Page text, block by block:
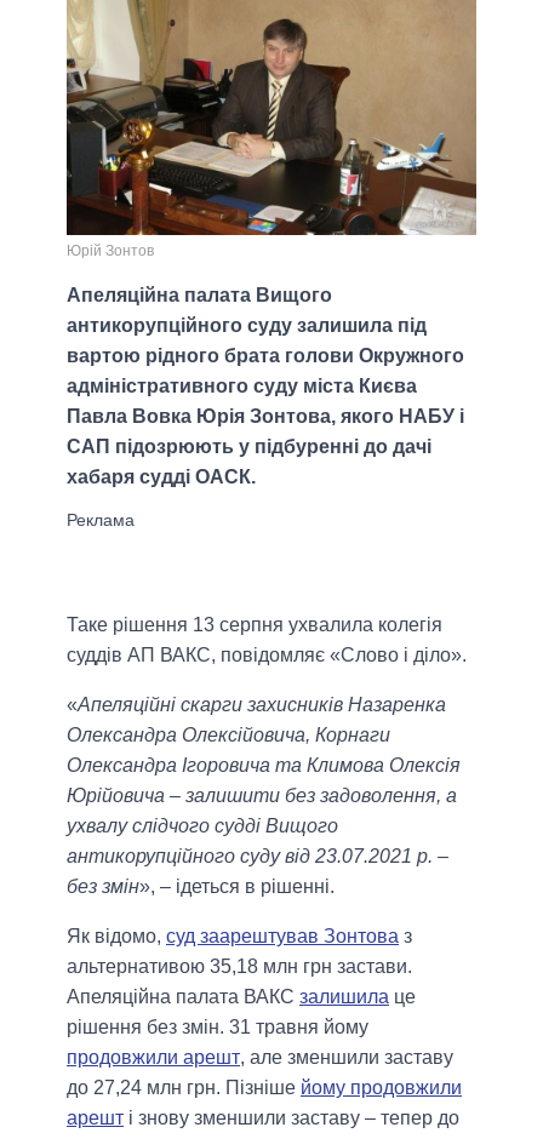
Юрій Зонтов
Апеляційна палата Вищого
антикорупційного суду залишила під
вартою рідного брата голови Окружного
адміністративного суду міста Києва
Павла Вовка Юрія Зонтова, якого НАБУ і
САП підозрюють у підбуренні до дачі
хабаря судді ОАСК.
Таке рішення 13 серпня ухвалила колегія
суддів АП ВАКС, повідомляє «Слово і діло».
«Апеляційні скарги захисників Назаренка
Олександра Олексійовича, Корнаги
Олександра Ігоровича та Климова Олексія
Юрійовича – залишити без задоволення, а
ухвалу слідчого судді Вищого
антикорупційного суду від 23.07.2021 р. –
без змін», – ідеться в рішенні.
Як відомо, суд заарештував Зонтова з
альтернативою 35,18 млн грн застави.
Апеляційна палата ВАКС залишила це
рішення без змін. 31 травня йому
продовжили арешт, але зменшили заставу
до 27,24 млн грн. Пізніше йому продовжили
арешт і знову зменшили заставу – тепер до